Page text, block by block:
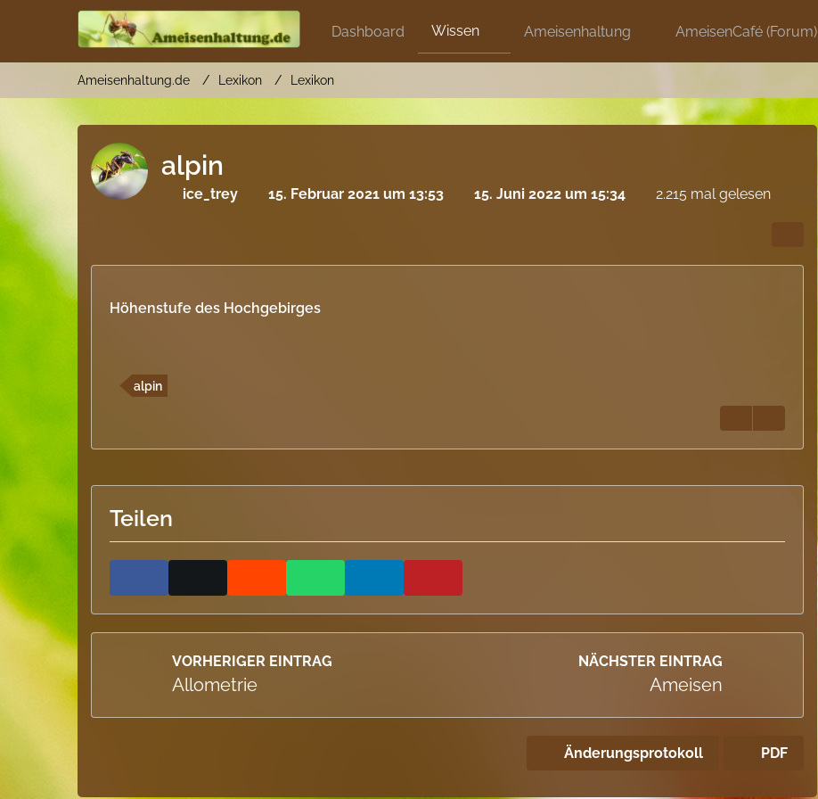
Dashboard Wissen Ameisenhaltung AmeisenCafé (Forum)
Ameisenhaltung.de Lexikon Lexikon
alpin
ice_trey 15. Februar 2021 um 13:53 15. Juni 2022 um 15:34 2.215 mal gelesen
Höhenstufe des Hochgebirges
alpin
Teilen
VORHERIGER EINTRAG
Allometrie
NÄCHSTER EINTRAG
Ameisen
Änderungsprotokoll PDF